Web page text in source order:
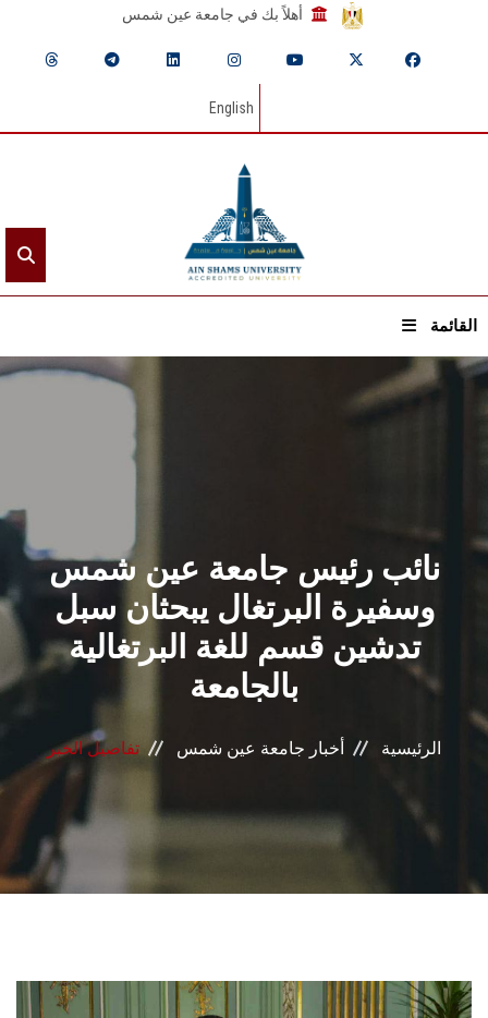
أهلاً بك في جامعة عين شمس
English
القائمة
القطاعـات
الشئون الأكاديمية
البحث العلمي
الرعاية الصحية
المراكز والوحدات
الأنظمة الذكية
الإعلام
الطلاب
نائب رئيس جامعة عين شمس
وسفيرة البرتغال يبحثان سبل
تدشين قسم للغة البرتغالية
بالجامعة
الرئيسية أخبار جامعة عين شمس تفاصيل الخبر